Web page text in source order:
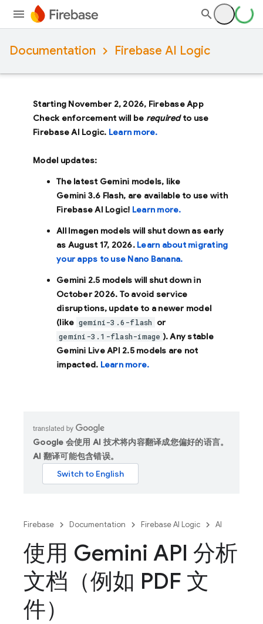
Documentation Firebase AI Logic
Starting November 2, 2026, Firebase App
Check enforcement will be requiredto use
Firebase AI Logic. Learn more.
Model updates:
The latest Gemini models, like
Gemini 3.6 Flash, are available to use with
Firebase AI Logic! Learn more.
All Imagen models will shut down as early
as August 17, 2026. Learn about migrating
your apps to use Nano Banana.
Gemini 2.5 models will shut down in
October 2026. To avoid service
disruptions, update to a newer model
(like gemini-3.6-flash or
gemini-3.1-flash-image ). Any stable
Gemini Live API 2.5 models are not
impacted. Learn more.
Google 会使用 AI 技术将内容翻译成您偏好的语言。
AI 翻译可能包含错误。
Firebase Documentation Firebase AI Logic AI
使用 Gemini API 分析
文档（例如 PDF 文
件）